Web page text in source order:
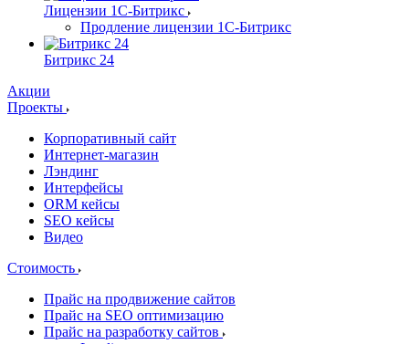
Лицензии 1С-Битрикс
Продление лицензии 1С-Битрикс
Битрикс 24
Акции
Проекты
Корпоративный сайт
Интернет-магазин
Лэндинг
Интерфейсы
ORM кейсы
SEO кейсы
Видео
Стоимость
Прайс на продвижение сайтов
Прайс на SEO оптимизацию
Прайс на разработку сайтов